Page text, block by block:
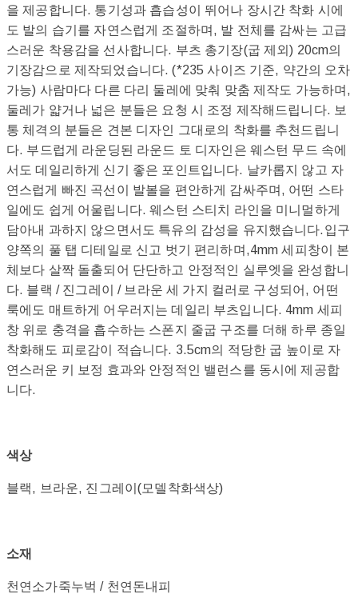
을 제공합니다. 통기성과 흡습성이 뛰어나 장시간 착화 시에
도 발의 습기를 자연스럽게 조절하며, 발 전체를 감싸는 고급
스러운 착용감을 선사합니다. 부츠 총기장(굽 제외) 20cm의
기장감으로 제작되었습니다. (*235 사이즈 기준, 약간의 오차
가능) 사람마다 다른 다리 둘레에 맞춰 맞춤 제작도 가능하며,
둘레가 얇거나 넓은 분들은 요청 시 조정 제작해드립니다. 보
통 체격의 분들은 견본 디자인 그대로의 착화를 추천드립니
다. 부드럽게 라운딩된 라운드 토 디자인은 웨스턴 무드 속에
서도 데일리하게 신기 좋은 포인트입니다. 날카롭지 않고 자
연스럽게 빠진 곡선이 발볼을 편안하게 감싸주며, 어떤 스타
일에도 쉽게 어울립니다. 웨스턴 스티치 라인을 미니멀하게
담아내 과하지 않으면서도 특유의 감성을 유지했습니다.입구
양쪽의 풀 탭 디테일로 신고 벗기 편리하며,4mm 세피창이 본
체보다 살짝 돌출되어 단단하고 안정적인 실루엣을 완성합니
다. 블랙 / 진그레이 / 브라운 세 가지 컬러로 구성되어, 어떤
룩에도 매트하게 어우러지는 데일리 부츠입니다. 4mm 세피
창 위로 충격을 흡수하는 스폰지 줄굽 구조를 더해 하루 종일
착화해도 피로감이 적습니다. 3.5cm의 적당한 굽 높이로 자
연스러운 키 보정 효과와 안정적인 밸런스를 동시에 제공합
니다.
색상
블랙, 브라운, 진그레이(모델착화색상)
소재
천연소가죽누벅 / 천연돈내피